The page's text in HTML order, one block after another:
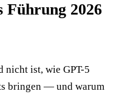
2026
nicht ist, wie GPT-5
bringen — und warum